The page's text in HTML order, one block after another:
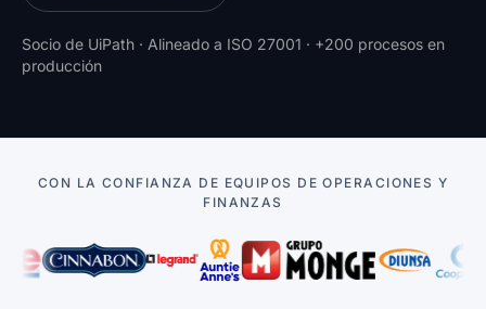
Socio de UiPath · Alineado a ISO 27001 · +200 procesos en
producción
CON LA CONFIANZA DE EQUIPOS DE OPERACIONES Y
FINANZAS